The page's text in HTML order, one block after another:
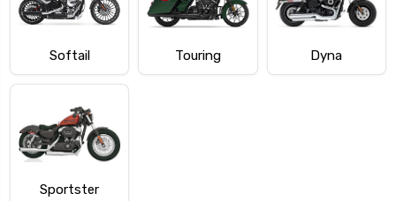
Softail Touring Dyna
Sportster